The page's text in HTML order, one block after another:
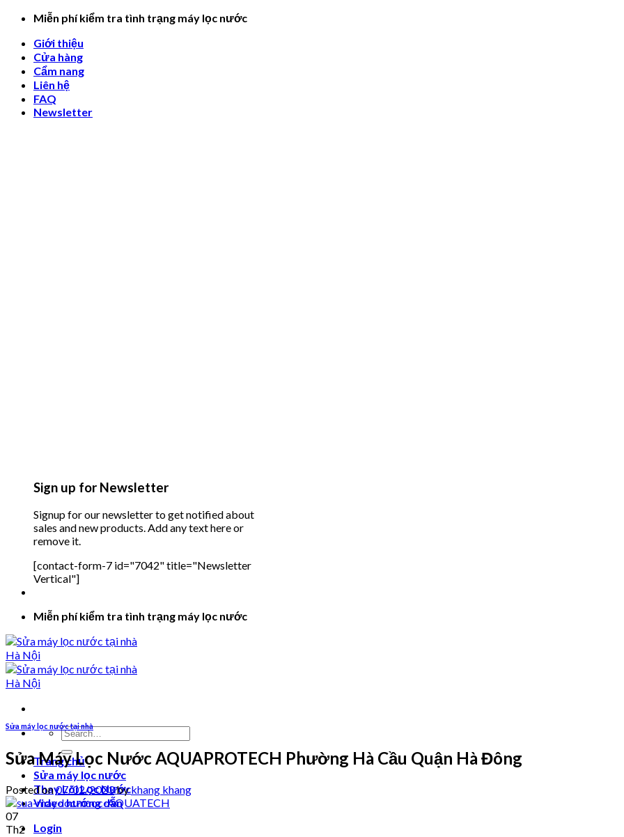
Skip
content
Miễn phí kiểm tra tình trạng máy lọc nước
Giới thiệu
Cửa hàng
Cẩm nang
Liên hệ
FAQ
Newsletter
Sign up for Newsletter
Signup for our newsletter to get notified about
sales and new products. Add any text here or
remove it.
[contact-form-7 id="7042" title="Newsletter
Vertical"]
Miễn phí kiểm tra tình trạng máy lọc nước
Search
for:
Trang chủ
Sửa máy lọc nước
Thay Lõi Lọc Nước
Video hướng dẫn
Login
Sửa máy lọc nước tại nhà
Sửa Máy Lọc Nước AQUAPROTECH Phường Hà Cầu Quận Hà Đông
Posted on07/02/2023bykhang khang
07
Th2